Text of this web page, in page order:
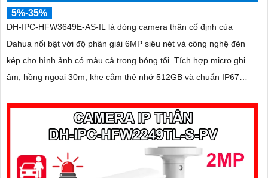
5%-35%
DH-IPC-HFW3649E-AS-IL là dòng camera thân cố định của
Dahua nổi bật với độ phân giải 6MP siêu nét và công nghệ đèn
kép cho hình ảnh có màu cả trong bóng tối. Tích hợp micro ghi
âm, hồng ngoại 30m, khe cắm thẻ nhớ 512GB và chuẩn IP67
thời tiết